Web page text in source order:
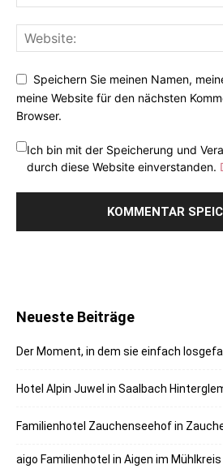
Speichern Sie meinen Namen,
meine Website für den nächsten
Browser.
Ich bin mit der Speicherung und
durch diese Website einverstanden.
Neueste Beiträge
Der Moment, in dem sie einfach
Hotel Alpin Juwel in Saalbach
Familienhotel Zauchenseehof in
aigo Familienhotel in Aigen im